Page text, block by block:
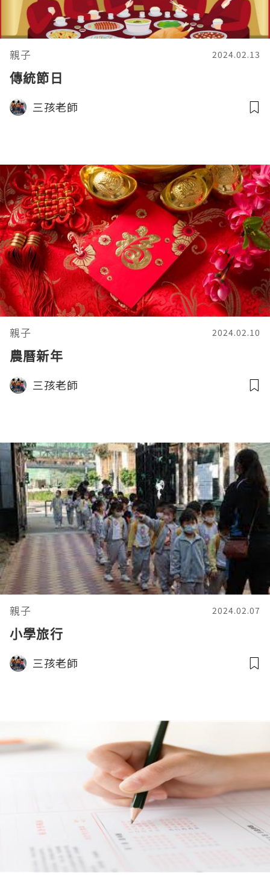
親子 2024.02.13
傳統節日
三孩老師
親子 2024.02.10
農曆新年
三孩老師
親子 2024.02.07
小學旅行
三孩老師